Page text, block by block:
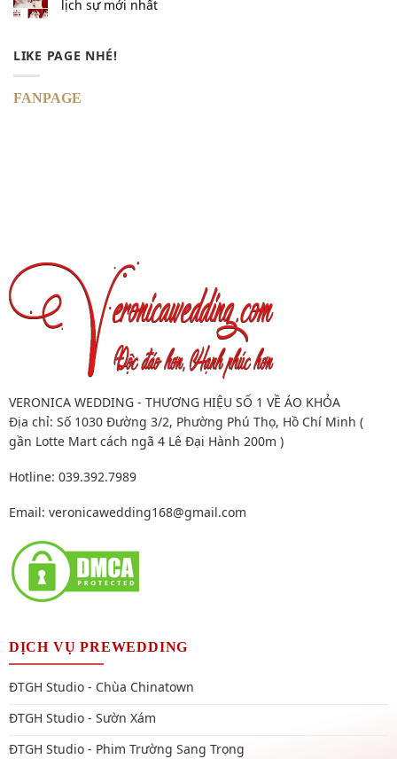
lịch sự mới nhất
LIKE PAGE NHÉ!
FANPAGE
VERONICA WEDDING - THƯƠNG HIỆU SỐ 1 VỀ ÁO KHỎA
Địa chỉ: Số 1030 Đường 3/2, Phường Phú Thọ, Hồ Chí Minh (
gần Lotte Mart cách ngã 4 Lê Đại Hành 200m )
Hotline: 039.392.7989
Email: veronicawedding168@gmail.com
DỊCH VỤ PREWEDDING
ĐTGH Studio - Chùa Chinatown
ĐTGH Studio - Sườn Xám
ĐTGH Studio - Phim Trường Sang Trọng